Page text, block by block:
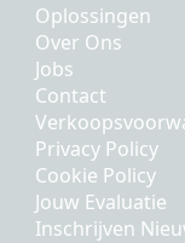
Oplossingen
Over Ons
Jobs
Contact
Privacy Policy
Cookie Policy
Jouw Evaluatie
Inschrijven